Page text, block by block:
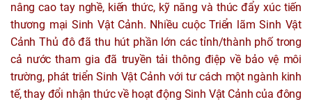
nâng cao tay nghề, kiến thức, kỹ năng và thúc đẩy xúc tiến
thương mại Sinh Vật Cảnh. Nhiều cuộc Triển lãm Sinh Vật
Cảnh Thủ đô đã thu hút phần lớn các tỉnh/thành phố trong
cả nước tham gia đã truyền tải thông điệp về bảo vệ môi
trường, phát triển Sinh Vật Cảnh với tư cách một ngành kinh
tế, thay đổi nhận thức về hoạt động Sinh Vật Cảnh của đông